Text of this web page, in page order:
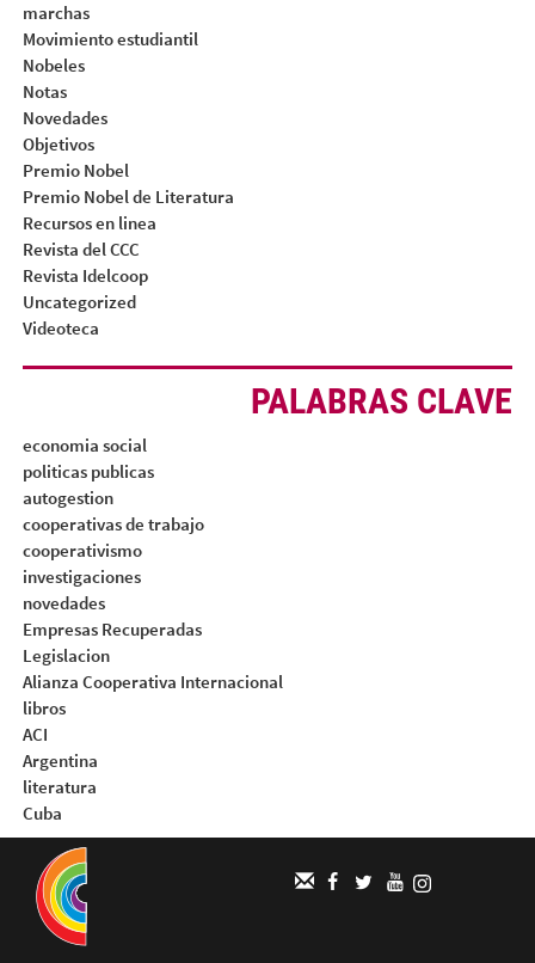
marchas
Movimiento estudiantil
Nobeles
Notas
Novedades
Objetivos
Premio Nobel
Premio Nobel de Literatura
Recursos en linea
Revista del CCC
Revista Idelcoop
Uncategorized
Videoteca
PALABRAS CLAVE
economia social
politicas publicas
autogestion
cooperativas de trabajo
cooperativismo
investigaciones
novedades
Empresas Recuperadas
Legislacion
Alianza Cooperativa Internacional
libros
ACI
Argentina
literatura
Cuba